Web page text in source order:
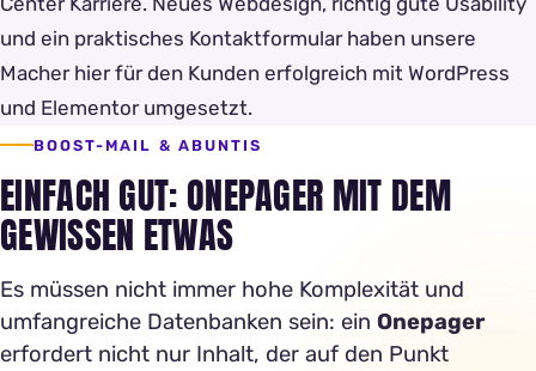
und ein praktisches Kontaktformular haben unsere
Macher hier für den Kunden erfolgreich mit WordPress
und Elementor umgesetzt.
BOOST-MAIL & ABUNTIS
EINFACH GUT: ONEPAGER MIT DEM
GEWISSEN ETWAS
Es müssen nicht immer hohe Komplexität und
umfangreiche Datenbanken sein: ein Onepager
erfordert nicht nur Inhalt, der auf den Punkt